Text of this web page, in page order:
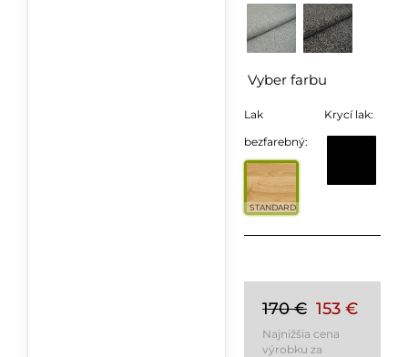
Vyber farbu
Lak
bezfarebný:
STANDARD
Krycí lak:
170 € 153 €
Najnižšia cena
výrobku za